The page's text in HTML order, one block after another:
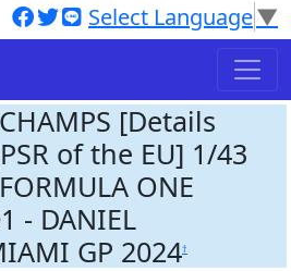
Select Language▼
[Details
of the EU] 1/43
ONE
- DANIEL
GP 2024†